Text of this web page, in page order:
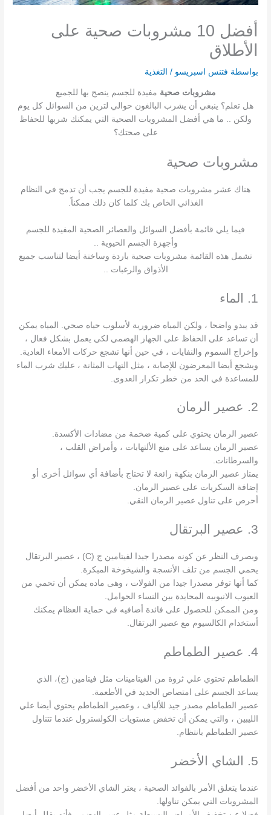
أفضل 10 مشروبات صحية على
الأطلاق
بواسطة فتنس اسبريسو/ التغذية
مشروبات صحية مفيدة للجسم ينصح بها للجميع
هل تعلم؟ ينبغي أن يشرب البالغون حوالي لترين من السوائل كل يوم
ولكن .. ما هي أفضل المشروبات الصحية التي يمكنك شربها للحفاظ
على صحتك؟
مشروبات صحية
هناك عشر مشروبات صحية مفيدة للجسم يجب أن تدمج في النظام
الغذائي الخاص بك كلما كان ذلك ممكناً.
فيما يلي قائمة بأفضل السوائل والعصائر الصحية المفيدة للجسم
وأجهزة الجسم الحيوية ..
تشمل هذه القائمة مشروبات صحية باردة وساخنة أيضا لتناسب جميع
الأذواق والرغبات ..
1. الماء
قد يبدو واضحا ، ولكن المياه ضرورية لأسلوب حياه صحي. المياه يمكن
أن تساعد على الحفاظ على الجهاز الهضمي لكي يعمل بشكل فعال ،
وإخراج السموم والنفايات ، في حين أنها تشجع حركات الأمعاء العادية.
ويشجع أيضا المعرضون للإصابة ، مثل التهاب المثانة ، عليك شرب الماء
للمساعدة في الحد من خطر تكرار العدوى.
2. عصير الرمان
عصير الرمان يحتوي على كمية ضخمة من مضادات الأكسدة.
عصير الرمان يساعد على منع الألتهابات ، وأمراض القلب ،
والسرطانات.
يمتاز عصير الرمان بنكهة رائعة لا تحتاج بأضافة أي سوائل أخرى أو
إضافة السكريات على عصير الرمان.
أحرص على تناول عصير الرمان النقي.
3. عصير البرتقال
وبصرف النظر عن كونه مصدرا جيدا لفيتامين ج (C) ، عصير البرتقال
يحمي الجسم من تلف الأنسجة والشيخوخة المبكرة.
كما أنها توفر مصدرا جيدا من الفولات ، وهى ماده يمكن أن تحمي من
العيوب الانبوبيه المحايدة بين النساء الحوامل.
ومن الممكن للحصول على فائدة أضافيه في حماية العظام يمكنك
أستخدام الكالسيوم مع عصير البرتقال.
4. عصير الطماطم
الطماطم تحتوي علي ثروة من الفيتامينات مثل فيتامين (ج)، الذي
يساعد الجسم على امتصاص الحديد في الأطعمة.
عصير الطماطم مصدر جيد للألياف ، وعصير الطماطم يحتوي أيضا علي
الليبين ، والتي يمكن أن تخفض مستويات الكولسترول عندما تتناول
عصير الطماطم بانتظام.
5. الشاي الأخضر
عندما يتعلق الأمر بالفوائد الصحية ، يعتر الشاي الأخضر واحد من أفضل
المشروبات التي يمكن تناولها.